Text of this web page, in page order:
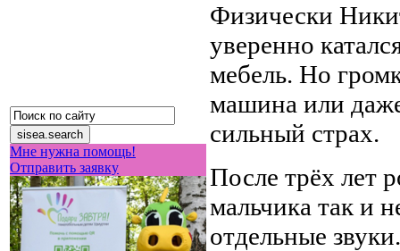
Мне нужна помощь!
Отправить заявку
Физически
уверенно
мебель. Но
машина или
сильный страх.
После трёх лет
мальчика так и
отдельные